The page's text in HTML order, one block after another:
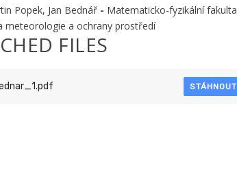
Popek, Jan Bednář- Matematicko-fyzikální fakulta
meteorologie a ochrany prostředí
FILES
STÁHNOUT